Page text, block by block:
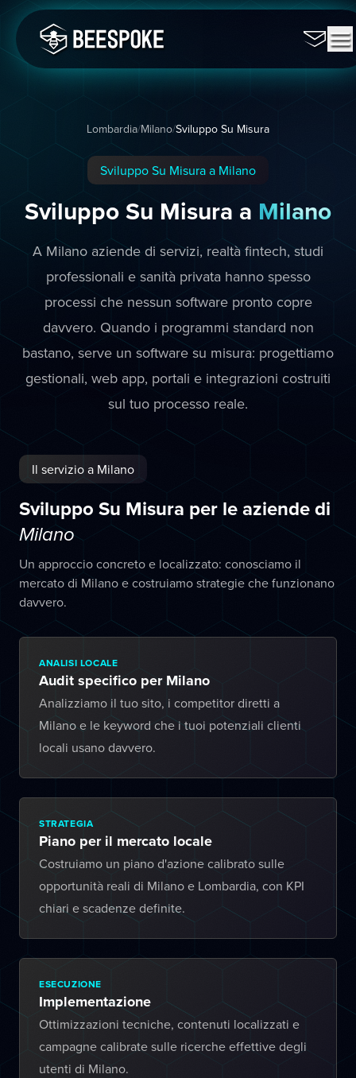
Lombardia/Milano/Sviluppo Su Misura
Sviluppo Su Misura a Milano
Sviluppo Su Misura a Milano
A Milano aziende di servizi, realtà fintech, studi
professionali e sanità privata hanno spesso
processi che nessun software pronto copre
davvero. Quando i programmi standard non
bastano, serve un software su misura: progettiamo
gestionali, web app, portali e integrazioni costruiti
sul tuo processo reale.
Il servizio a Milano
Sviluppo Su Misura per le aziende di
Milano
Un approccio concreto e localizzato: conosciamo il
mercato di Milano e costruiamo strategie che funzionano
davvero.
ANALISI LOCALE
Audit specifico per Milano
Analizziamo il tuo sito, i competitor diretti a
Milano e le keyword che i tuoi potenziali clienti
locali usano davvero.
STRATEGIA
Piano per il mercato locale
Costruiamo un piano d'azione calibrato sulle
opportunità reali di Milano e Lombardia, con KPI
chiari e scadenze definite.
ESECUZIONE
Implementazione
Ottimizzazioni tecniche, contenuti localizzati e
campagne calibrate sulle ricerche effettive degli
utenti di Milano.